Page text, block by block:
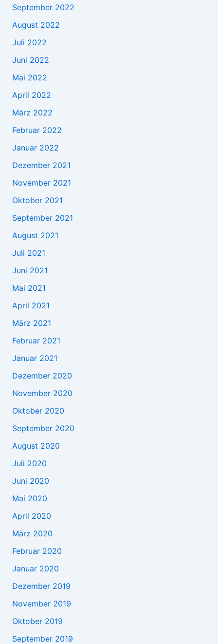
September 2022
August 2022
Juli 2022
Juni 2022
Mai 2022
April 2022
März 2022
Februar 2022
Januar 2022
Dezember 2021
November 2021
Oktober 2021
September 2021
August 2021
Juli 2021
Juni 2021
Mai 2021
April 2021
März 2021
Februar 2021
Januar 2021
Dezember 2020
November 2020
Oktober 2020
September 2020
August 2020
Juli 2020
Juni 2020
Mai 2020
April 2020
März 2020
Februar 2020
Januar 2020
Dezember 2019
November 2019
Oktober 2019
September 2019